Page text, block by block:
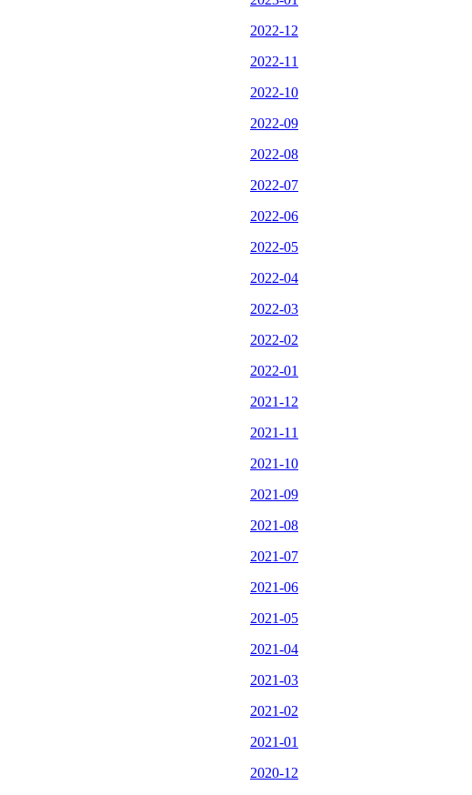
2022-12
2022-11
2022-10
2022-09
2022-08
2022-07
2022-06
2022-05
2022-04
2022-03
2022-02
2022-01
2021-12
2021-11
2021-10
2021-09
2021-08
2021-07
2021-06
2021-05
2021-04
2021-03
2021-02
2021-01
2020-12